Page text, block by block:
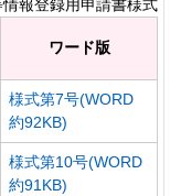
報登録用申請書様式
ワード版
様式第7号(WORD
約92KB)
様式第10号(WORD
約91KB)